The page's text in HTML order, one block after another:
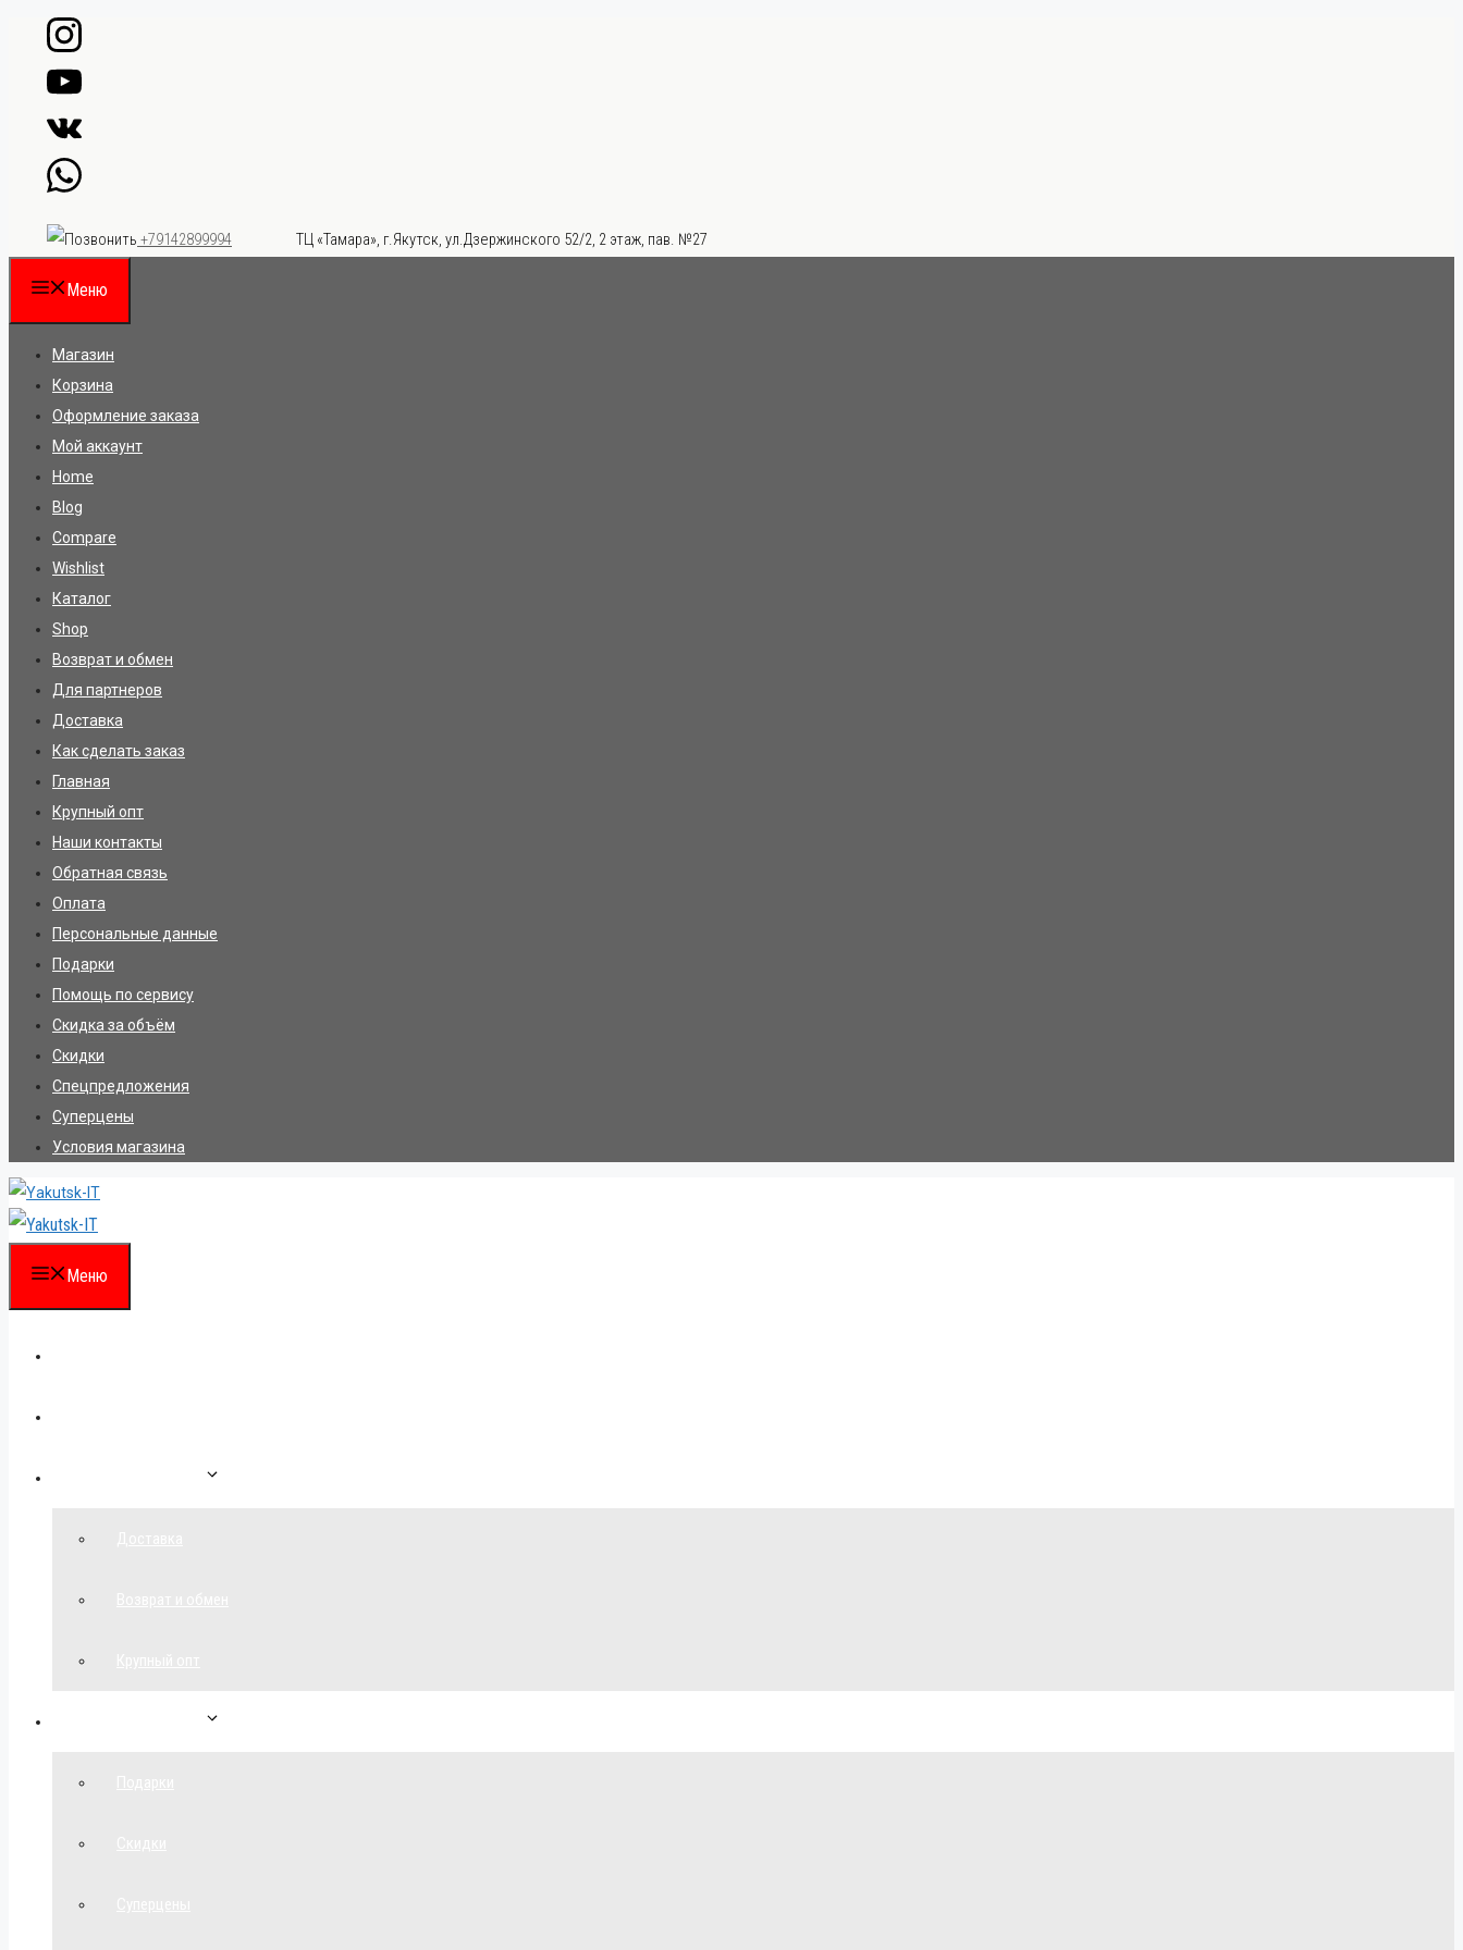
Перейти
содержимому
+79142899994 ТЦ «Тамара», г.Якутск, ул.Дзержинского 52/2, 2 этаж, пав. №27
Меню
Магазин
Корзина
Оформление заказа
Мой аккаунт
Home
Blog
Compare
Wishlist
Каталог
Shop
Возврат и обмен
Для партнеров
Доставка
Как сделать заказ
Главная
Крупный опт
Наши контакты
Обратная связь
Оплата
Персональные данные
Подарки
Помощь по сервису
Скидка за объём
Скидки
Спецпредложения
Суперцены
Условия магазина
Меню